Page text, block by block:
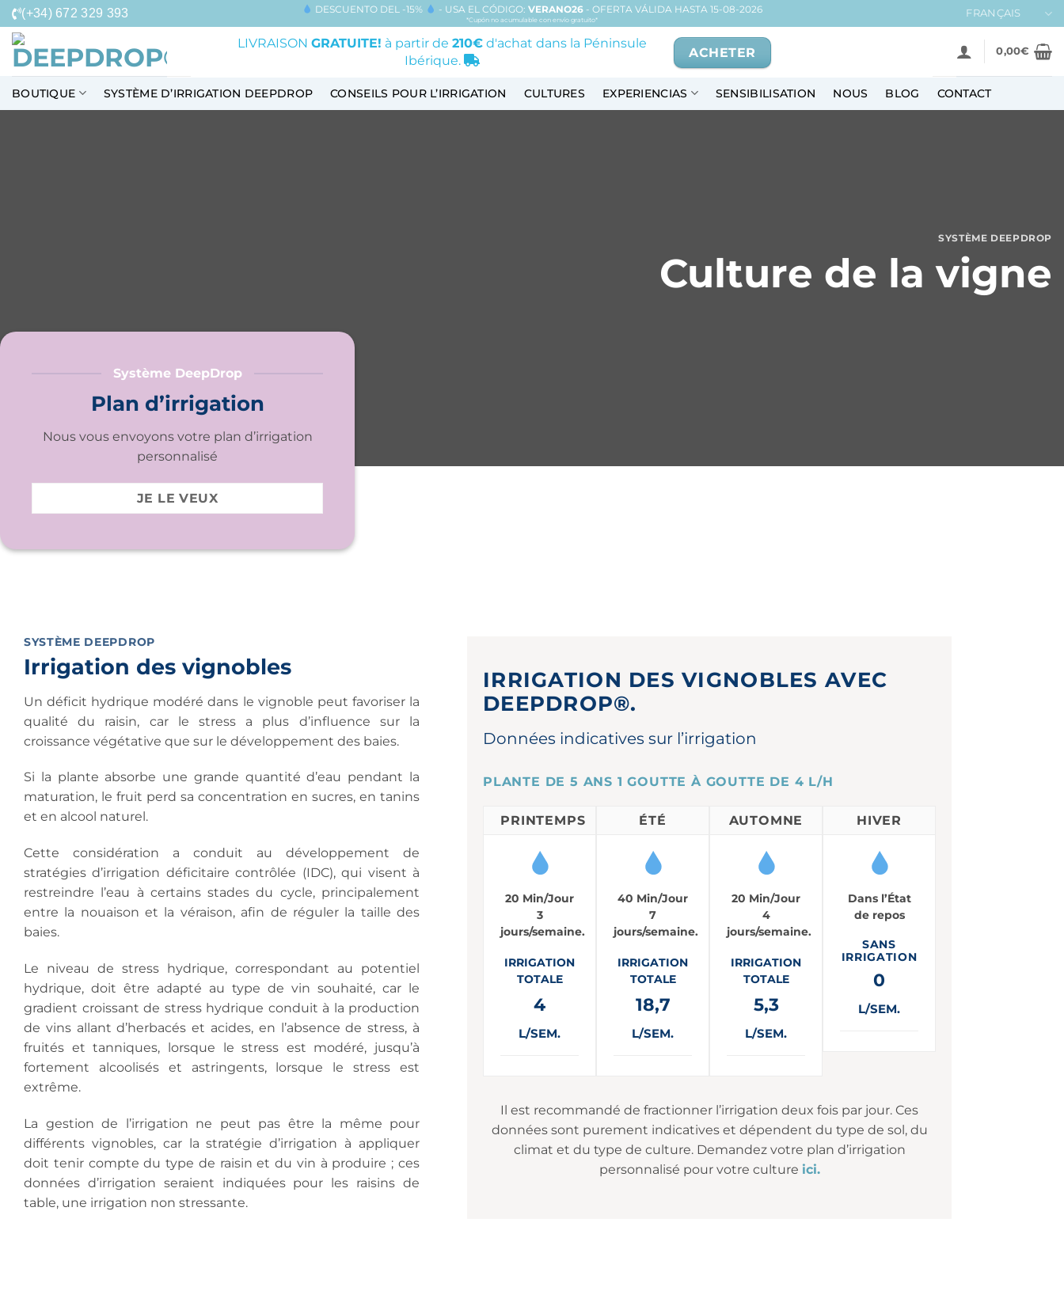
Passer
au
contenu
(+34) 672 329 393 DESCUENTO DEL -15% - USA EL CÓDIGO: VERANO26- OFERTA VÁLIDA HASTA 15-08-2026
*Cupón no acumulable con envío gratuito*
FRANÇAIS
LIVRAISON GRATUITE! à partir de 210€d'achat dans la Péninsule
Ibérique.
ACHETER 0,00€
BOUTIQUE SYSTÈME D’IRRIGATION DEEPDROP CONSEILS POUR L’IRRIGATION CULTURES EXPERIENCIAS SENSIBILISATION NOUS BLOG CONTACT
SYSTÈME DEEPDROP
Culture de la vigne
Système DeepDrop
Plan d’irrigation
Nous vous envoyons votre plan d’irrigation
personnalisé
JE LE VEUX
SYSTÈME DEEPDROP
Irrigation des vignobles
Un déficit hydrique modéré dans le vignoble peut favoriser la
qualité du raisin, car le stress a plus d’influence sur la
croissance végétative que sur le développement des baies.
Si la plante absorbe une grande quantité d’eau pendant la
maturation, le fruit perd sa concentration en sucres, en tanins
et en alcool naturel.
Cette considération a conduit au développement de
stratégies d’irrigation déficitaire contrôlée (IDC), qui visent à
restreindre l’eau à certains stades du cycle, principalement
entre la nouaison et la véraison, afin de réguler la taille des
baies.
Le niveau de stress hydrique, correspondant au potentiel
hydrique, doit être adapté au type de vin souhaité, car le
gradient croissant de stress hydrique conduit à la production
de vins allant d’herbacés et acides, en l’absence de stress, à
fruités et tanniques, lorsque le stress est modéré, jusqu’à
fortement alcoolisés et astringents, lorsque le stress est
extrême.
La gestion de l’irrigation ne peut pas être la même pour
différents vignobles, car la stratégie d’irrigation à appliquer
doit tenir compte du type de raisin et du vin à produire ; ces
données d’irrigation seraient indiquées pour les raisins de
table, une irrigation non stressante.
IRRIGATION DES VIGNOBLES AVEC
DEEPDROP®.
Données indicatives sur l’irrigation
PLANTE DE 5 ANS 1 GOUTTE À GOUTTE DE 4 L/H
PRINTEMPS
20 Min/Jour
3
jours/semaine.
IRRIGATION
TOTALE
4
L/SEM.
ÉTÉ
40 Min/Jour
7
jours/semaine.
IRRIGATION
TOTALE
18,7
L/SEM.
AUTOMNE
20 Min/Jour
4
jours/semaine.
IRRIGATION
TOTALE
5,3
L/SEM.
HIVER
Dans l’État
de repos
SANS
IRRIGATION
0
L/SEM.
Il est recommandé de fractionner l’irrigation deux fois par jour. Ces
données sont purement indicatives et dépendent du type de sol, du
climat et du type de culture. Demandez votre plan d’irrigation
personnalisé pour votre culture ici.